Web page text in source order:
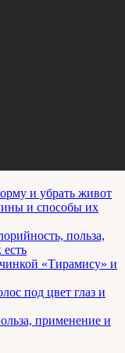
и убрать живот
и способы их
польза,
«Тирамису» и
под цвет глаз и
применение и